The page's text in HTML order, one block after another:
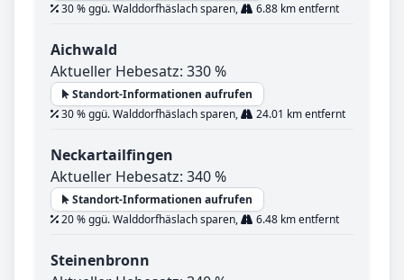
30 % ggü. Walddorfhäslach sparen,
6.88 km entfernt
Aichwald
Aktueller Hebesatz: 330 %
Standort-Informationen aufrufen
30 % ggü. Walddorfhäslach sparen,
24.01 km entfernt
Neckartailfingen
Aktueller Hebesatz: 340 %
Standort-Informationen aufrufen
20 % ggü. Walddorfhäslach sparen,
6.48 km entfernt
Steinenbronn